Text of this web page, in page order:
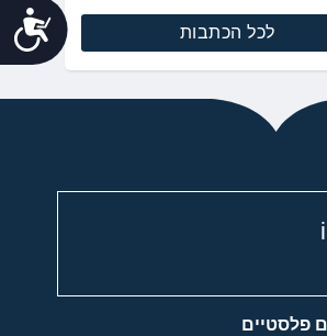
לכל הכתבות
פלסטיים